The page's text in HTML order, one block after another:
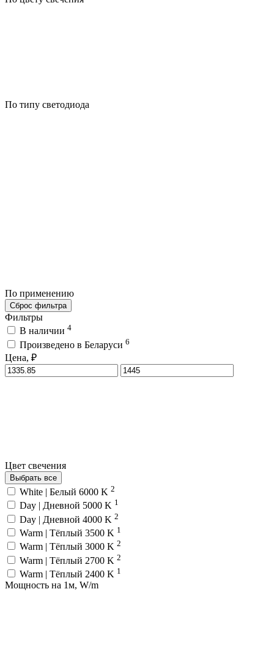
По типу светодиода
По применению
Сброс фильтра
Фильтры
В наличии 4
Произведено в Беларуси 6
Цена, ₽
Цвет свечения
Выбрать все
White | Белый 6000 K 2
Day | Дневной 5000 K 1
Day | Дневной 4000 K 2
Warm | Тёплый 3500 K 1
Warm | Тёплый 3000 K 2
Warm | Тёплый 2700 K 2
Warm | Тёплый 2400 K 1
Мощность на 1м, W/m